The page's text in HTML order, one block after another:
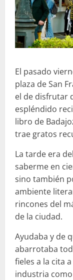
El pasado
plaza de San
el de disfrutar
espléndido
libro de
trae gratos
La tarde era
saberme en
sino también
ambiente
rincones del
de la ciudad.
Ayudaba y de
abarrotaba
fieles a la cita
industria